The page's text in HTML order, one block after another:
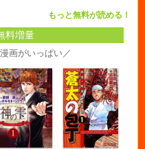
もっと無料が読める！
料増量
画がいっぱい／